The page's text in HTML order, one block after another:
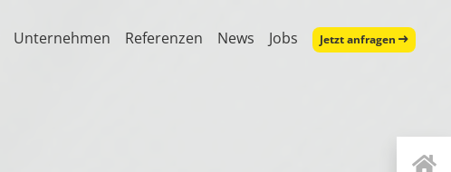
Unternehmen Referenzen News Jobs Jetzt anfragen